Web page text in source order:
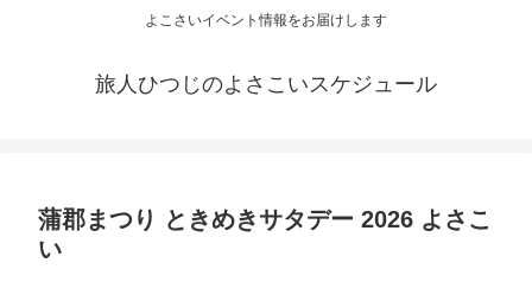
よこさいイベント情報をお届けします
旅人ひつじのよさこいスケジュール
蒲郡まつり ときめきサタデー 2026 よさこ
い